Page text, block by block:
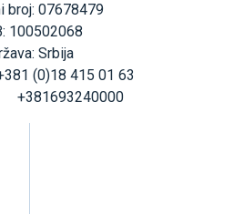
broj: 07678479
100502068
Srbija
(0)18 415 01 63